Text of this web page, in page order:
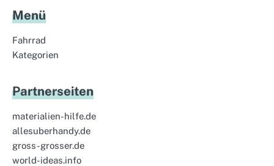
Menü
Fahrrad
Kategorien
Partnerseiten
materialien-hilfe.de
allesuberhandy.de
gross-grosser.de
world-ideas.info